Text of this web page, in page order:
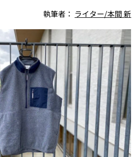
執筆者： ライター/本間 新